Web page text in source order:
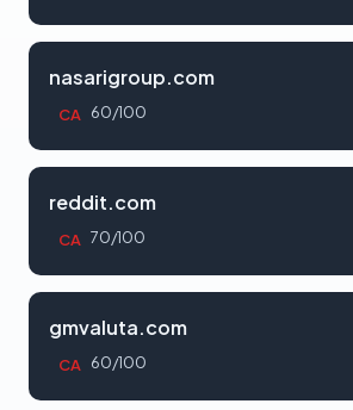
nasarigroup.com
CA 60/100
reddit.com
CA 70/100
gmvaluta.com
CA 60/100